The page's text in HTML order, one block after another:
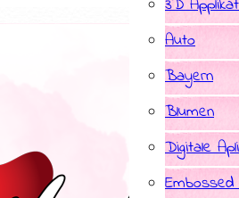
3D
Auto
Bayern
Blumen
Digitale